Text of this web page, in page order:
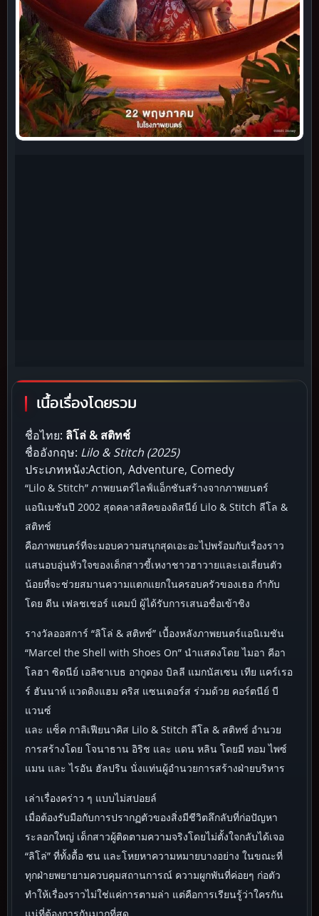
เนื้อเรื่องโดยรวม
ชื่อไทย: ลิโล่ & สติทช์
ชื่ออังกฤษ: Lilo & Stitch (2025)
ประเภทหนัง:Action, Adventure, Comedy
“Lilo & Stitch” ภาพยนตร์ไลฟ์แอ็กชันสร้างจากภาพยนตร์
แอนิเมชันปี 2002 สุดคลาสสิคของดิสนีย์ Lilo & Stitch ลีโล &
สติทช์
คือภาพยนตร์ที่จะมอบความสนุกสุดเอะอะไปพร้อมกับเรื่องราว
แสนอบอุ่นหัวใจของเด็กสาวขี้เหงาชาวฮาวายและเอเลี่ยนตัว
น้อยที่จะช่วยสมานความแตกแยกในครอบครัวของเธอ กำกับ
โดย ดีน เฟลชเชอร์ แคมป์ ผู้ได้รับการเสนอชื่อเข้าชิง
รางวัลออสการ์ “ลิโล่ & สติทช์” เบื้องหลังภาพยนตร์แอนิเมชัน
“Marcel the Shell with Shoes On” นำแสดงโดย ไมอา คีอา
โลฮา ซิดนีย์ เอลิซาเบธ อากูดอง บิลลี แมกนัสเซน เทีย แคร์เรอ
ร์ ฮันนาห์ แวดดิงแฮม คริส แซนเดอร์ส ร่วมด้วย คอร์ตนีย์ บี
แวนซ์
และ แซ็ค กาลิเฟียนาคิส Lilo & Stitch ลีโล & สติทช์ อำนวย
การสร้างโดย โจนาธาน อิริช และ แดน หลิน โดยมี ทอม ไพซ์
แมน และ ไรอัน ฮัลปริน นั่งแท่นผู้อำนวยการสร้างฝ่ายบริหาร
เล่าเรื่องคร่าว ๆ แบบไม่สปอยล์
เมื่อต้องรับมือกับการปรากฏตัวของสิ่งมีชีวิตลึกลับที่ก่อปัญหา
ระลอกใหญ่ เด็กสาวผู้ติดตามความจริงโดยไม่ตั้งใจกลับได้เจอ
“ลิโล่” ที่ทั้งดื้อ ซน และโหยหาความหมายบางอย่าง ในขณะที่
ทุกฝ่ายพยายามควบคุมสถานการณ์ ความผูกพันที่ค่อยๆ ก่อตัว
ทำให้เรื่องราวไม่ใช่แค่การตามล่า แต่คือการเรียนรู้ว่าใครกัน